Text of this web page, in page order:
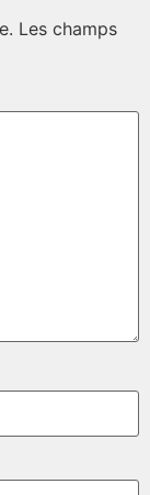
Les champs